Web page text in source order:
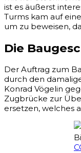
ist es äußerst
Turms kam auf
um zu beweisen,
Die
Der Auftrag zum
durch den
Konrad Vögelin
Zugbrücke zur
ersetzen, welches